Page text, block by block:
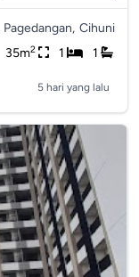
Pagedangan, Cihuni
35m2 1 1
5 hari yang lalu